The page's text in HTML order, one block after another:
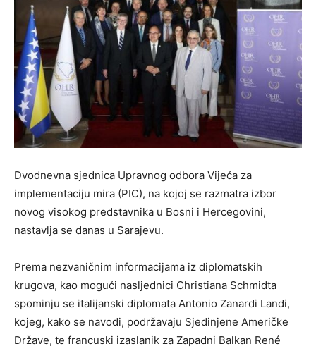
Dvodnevna sjednica Upravnog odbora Vijeća za
implementaciju mira (PIC), na kojoj se razmatra izbor
novog visokog predstavnika u Bosni i Hercegovini,
nastavlja se danas u Sarajevu.
Prema nezvaničnim informacijama iz diplomatskih
krugova, kao mogući nasljednici Christiana Schmidta
spominju se italijanski diplomata Antonio Zanardi Landi,
kojeg, kako se navodi, podržavaju Sjedinjene Američke
Države, te francuski izaslanik za Zapadni Balkan René